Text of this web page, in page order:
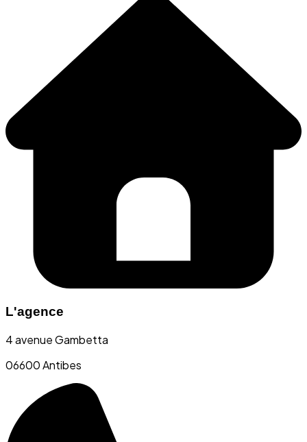
L'agence
4 avenue Gambetta
06600 Antibes